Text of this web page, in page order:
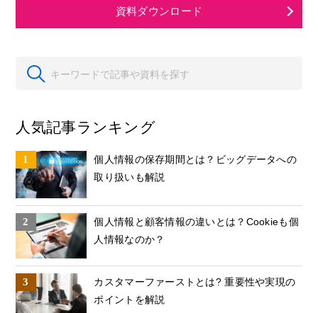
資料ダウンロード
人気記事ランキング
個人情報の保存期間とは？ビッグデータへの
取り扱いも解説
個人情報と顧客情報の違いとは？Cookieも個
人情報なのか？
カスタマーファーストとは? 重要性や実現の
ポイントを解説